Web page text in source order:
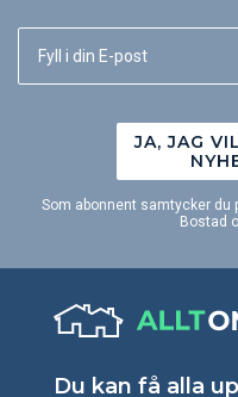
JA, JAG
Som abonnent samtycker du
Bostad
Du kan få alla